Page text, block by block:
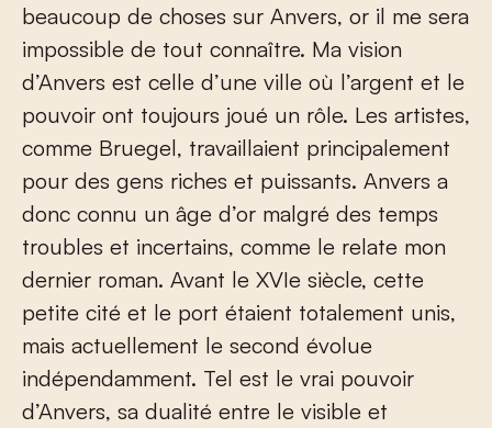
beaucoup de choses sur Anvers, or il me sera
impossible de tout connaître. Ma vision
d’Anvers est celle d’une ville où l’argent et le
pouvoir ont toujours joué un rôle. Les artistes,
comme Bruegel, travaillaient principalement
pour des gens riches et puissants. Anvers a
donc connu un âge d’or malgré des temps
troubles et incertains, comme le relate mon
dernier roman. Avant le XVIe siècle, cette
petite cité et le port étaient totalement unis,
mais actuellement le second évolue
indépendamment. Tel est le vrai pouvoir
d’Anvers, sa dualité entre le visible et